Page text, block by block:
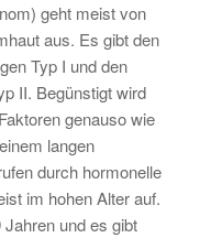
geht meist von
aus. Es gibt den
Typ I und den
II. Begünstigt wird
genauso wie
langen
durch hormonelle
im hohen Alter auf.
und es gibt